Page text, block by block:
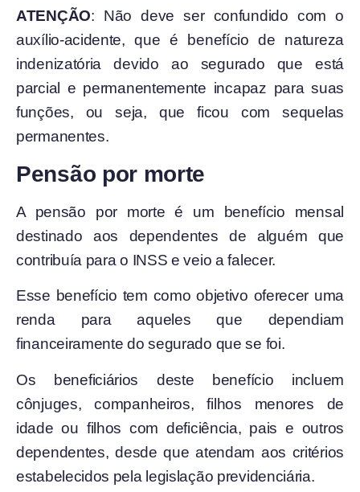
ATENÇÃO: Não deve ser confundido com o
auxílio-acidente, que é benefício de natureza
indenizatória devido ao segurado que está
parcial e permanentemente incapaz para suas
funções, ou seja, que ficou com sequelas
permanentes.
Pensão por morte
A pensão por morte é um benefício mensal
destinado aos dependentes de alguém que
contribuía para o INSS e veio a falecer.
Esse benefício tem como objetivo oferecer uma
renda para aqueles que dependiam
financeiramente do segurado que se foi.
Os beneficiários deste benefício incluem
cônjuges, companheiros, filhos menores de
idade ou filhos com deficiência, pais e outros
dependentes, desde que atendam aos critérios
estabelecidos pela legislação previdenciária.